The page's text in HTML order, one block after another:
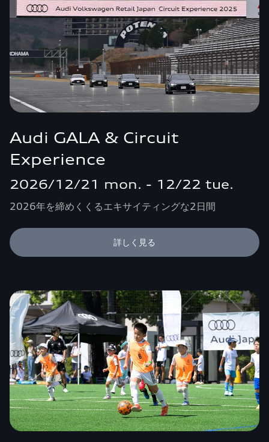
Audi GALA & Circuit
Experience
2026/12/21 mon. - 12/22 tue.
2026年を締めくくるエキサイティングな2日間
詳しく見る